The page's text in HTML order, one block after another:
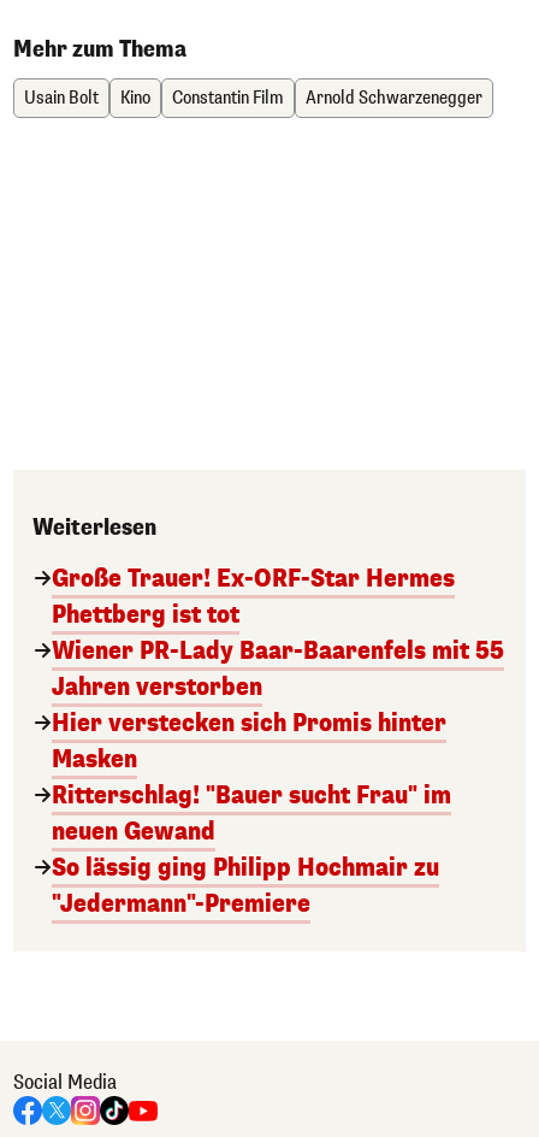
Mehr zum Thema
Usain Bolt Kino Constantin Film Arnold Schwarzenegger
Weiterlesen
Große Trauer! Ex-ORF-Star Hermes
Phettberg ist tot
Wiener PR-Lady Baar-Baarenfels mit 55
Jahren verstorben
Hier verstecken sich Promis hinter
Masken
Ritterschlag! "Bauer sucht Frau" im
neuen Gewand
So lässig ging Philipp Hochmair zu
"Jedermann"-Premiere
Social Media